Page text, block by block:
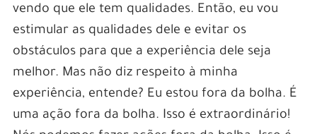
vendo que ele tem qualidades. Então, eu vou
estimular as qualidades dele e evitar os
obstáculos para que a experiência dele seja
melhor. Mas não diz respeito à minha
experiência, entende? Eu estou fora da bolha. É
uma ação fora da bolha. Isso é extraordinário!